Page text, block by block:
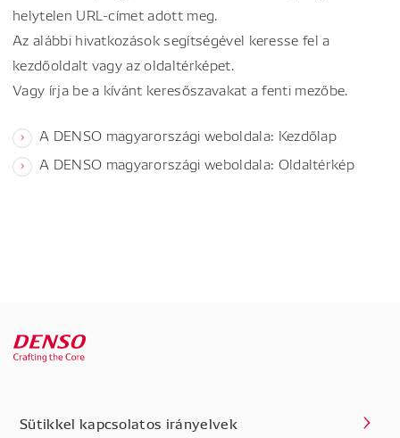
helytelen URL-címet adott meg.
Az alábbi hivatkozások segítségével keresse fel a
kezdőoldalt vagy az oldaltérképet.
Vagy írja be a kívánt keresőszavakat a fenti mezőbe.
A DENSO magyarországi weboldala: Kezdőlap
A DENSO magyarországi weboldala: Oldaltérkép
Sütikkel kapcsolatos irányelvek